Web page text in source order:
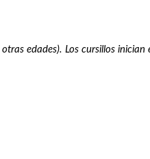
edades). Los cursillos